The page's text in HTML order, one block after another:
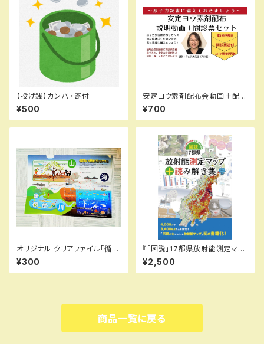
【投げ銭】カンパ ・寄付
¥500
安定ヨウ素剤配布会動画＋配布
申し込み書類（1〜4人分）
¥700
オリジナル クリアファイル「循環
する放射性セシウム」&セシウム1
00年マップ
¥300
『「図説」17都県放射能測定マッ
プ＋読み解き集』
¥2,500
商品一覧に戻る